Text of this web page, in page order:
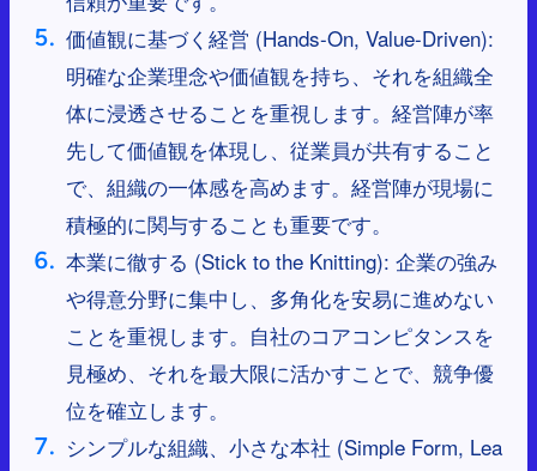
価値観に基づく経営 (Hands-On, Value-Driven):
明確な企業理念や価値観を持ち、それを組織全
体に浸透させることを重視します。経営陣が率
先して価値観を体現し、従業員が共有すること
で、組織の一体感を高めます。経営陣が現場に
積極的に関与することも重要です。
本業に徹する (Stick to the Knitting): 企業の強み
や得意分野に集中し、多角化を安易に進めない
ことを重視します。自社のコアコンピタンスを
見極め、それを最大限に活かすことで、競争優
位を確立します。
シンプルな組織、小さな本社 (Simple Form, Lea